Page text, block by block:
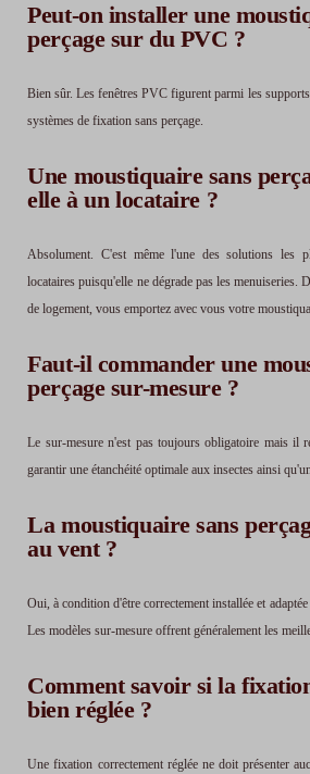
Peut-on installer une
perçage sur du PVC ?
Bien sûr. Les fenêtres PVC figurent parmi les
systèmes de fixation sans perçage.
Une moustiquaire sans
elle à un locataire ?
Absolument. C'est même l'une des solutions les
locataires puisqu'elle ne dégrade pas les menuiseries.
de logement, vous emportez avec vous votre
Faut-il commander une
perçage sur-mesure ?
Le sur-mesure n'est pas toujours obligatoire mais il
garantir une étanchéité optimale aux insectes ainsi
La moustiquaire sans
au vent ?
Oui, à condition d'être correctement installée et
Les modèles sur-mesure offrent généralement les
Comment savoir si la
bien réglée ?
Une fixation correctement réglée ne doit présenter